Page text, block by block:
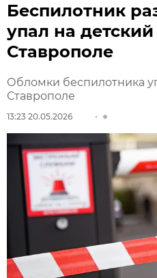
Беспилотник
упал на детский
Ставрополе
Обломки беспилотника
Ставрополе
13:23 20.05.2026